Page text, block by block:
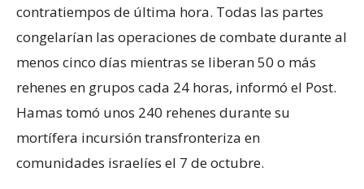
contratiempos de última hora. Todas las partes
congelarían las operaciones de combate durante al
menos cinco días mientras se liberan 50 o más
rehenes en grupos cada 24 horas, informó el Post.
Hamas tomó unos 240 rehenes durante su
mortífera incursión transfronteriza en
comunidades israelíes el 7 de octubre.